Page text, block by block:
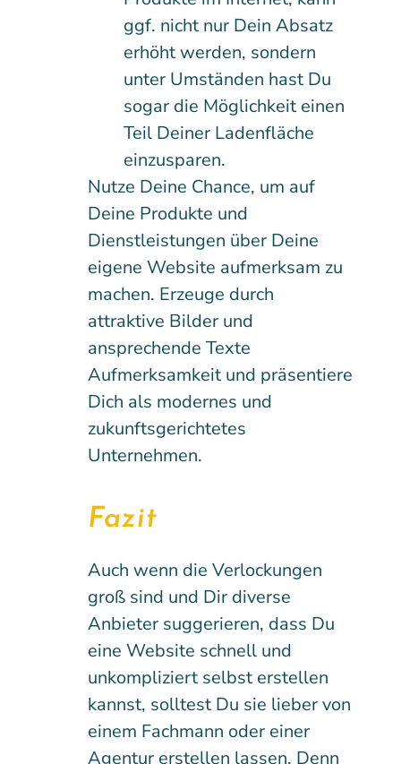
ggf. nicht nur Dein Absatz
erhöht werden, sondern
unter Umständen hast Du
sogar die Möglichkeit einen
Teil Deiner Ladenfläche
einzusparen.
Nutze Deine Chance, um auf
Deine Produkte und
Dienstleistungen über Deine
eigene Website aufmerksam zu
machen. Erzeuge durch
attraktive Bilder und
ansprechende Texte
Aufmerksamkeit und präsentiere
Dich als modernes und
zukunftsgerichtetes
Unternehmen.
Fazit
Auch wenn die Verlockungen
groß sind und Dir diverse
Anbieter suggerieren, dass Du
eine Website schnell und
unkompliziert selbst erstellen
kannst, solltest Du sie lieber von
einem Fachmann oder einer
Agentur erstellen lassen. Denn